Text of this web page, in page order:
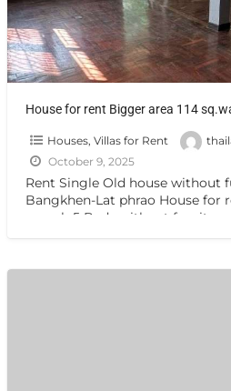
Houses, Villas for Rent
October 9, 2025
Rent Single Old house without
Bangkhen-Lat phrao House for
sq.wah 5 Beds without